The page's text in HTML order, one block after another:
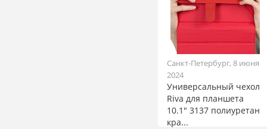
Санкт-Петербург, 8 июня
2024
Универсальный чехол
Riva для планшета
10.1" 3137 полиуретан
кра...